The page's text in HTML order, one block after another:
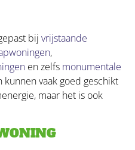
bij vrijstaande
,
en zelfs monumentale
kunnen vaak goed geschikt
maar het is ook